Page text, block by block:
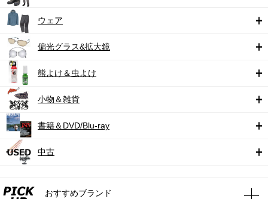
ウェア
偏光グラス&拡大鏡
熊よけ＆虫よけ
小物＆雑貨
書籍＆DVD/Blu-ray
中古
おすすめブランド